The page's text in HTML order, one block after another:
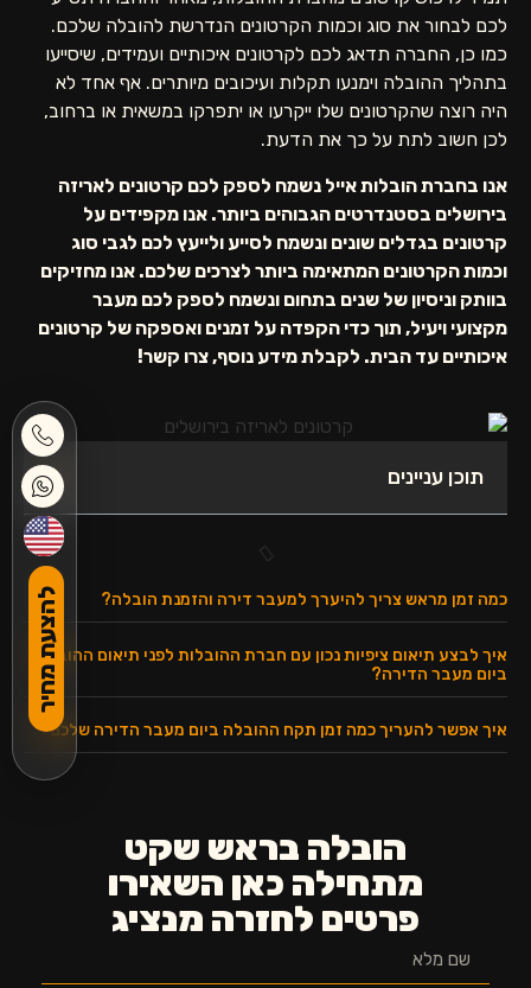
תוכן עניינים
כמה זמן מראש צריך להיערך למעבר דירה והזמנת הובלה?
איך לבצע תיאום ציפיות נכון עם חברת ההובלות לפני תיאום ההובלה
ביום מעבר הדירה?
איך אפשר להעריך כמה זמן תקח ההובלה ביום מעבר הדירה שלכם?
לכם לבחור את סוג וכמות הקרטונים הנדרשת להובלה שלכם.
כמו כן, החברה תדאג לכם לקרטונים איכותיים ועמידים, שיסייעו
בתהליך ההובלה וימנעו תקלות ועיכובים מיותרים. אף אחד לא
היה רוצה שהקרטונים שלו ייקרעו או יתפרקו במשאית או ברחוב,
לכן חשוב לתת על כך את הדעת.
אנו בחברת הובלות אייל נשמח לספק לכם קרטונים לאריזה
בירושלים בסטנדרטים הגבוהים ביותר. אנו מקפידים על
קרטונים בגדלים שונים ונשמח לסייע ולייעץ לכם לגבי סוג
וכמות הקרטונים המתאימה ביותר לצרכים שלכם. אנו מחזיקים
בוותק וניסיון של שנים בתחום ונשמח לספק לכם מעבר
מקצועי ויעיל, תוך כדי הקפדה על זמנים ואספקה של קרטונים
איכותיים עד הבית. לקבלת מידע נוסף, צרו קשר!
הובלה בראש שקט
מתחילה כאן השאירו
פרטים לחזרה מנציג
להצעת מחיר